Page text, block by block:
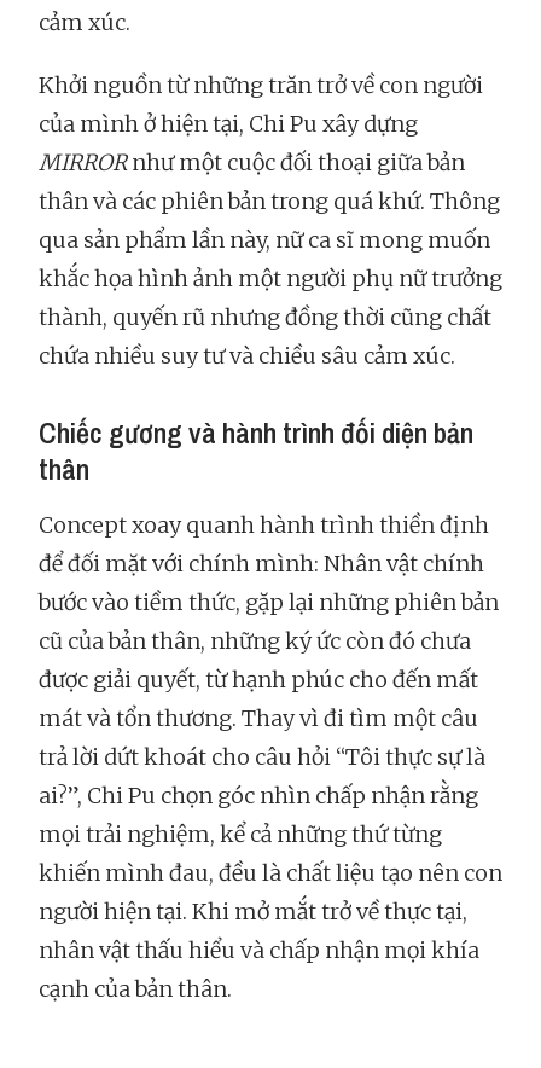
cảm xúc.
Khởi nguồn từ những trăn trở về con người
của mình ở hiện tại, Chi Pu xây dựng
MIRRORnhư một cuộc đối thoại giữa bản
thân và các phiên bản trong quá khứ. Thông
qua sản phẩm lần này, nữ ca sĩ mong muốn
khắc họa hình ảnh một người phụ nữ trưởng
thành, quyến rũ nhưng đồng thời cũng chất
chứa nhiều suy tư và chiều sâu cảm xúc.
Chiếc gương và hành trình đối diện bản
thân
Concept xoay quanh hành trình thiền định
để đối mặt với chính mình: Nhân vật chính
bước vào tiềm thức, gặp lại những phiên bản
cũ của bản thân, những ký ức còn đó chưa
được giải quyết, từ hạnh phúc cho đến mất
mát và tổn thương. Thay vì đi tìm một câu
trả lời dứt khoát cho câu hỏi “Tôi thực sự là
ai?”, Chi Pu chọn góc nhìn chấp nhận rằng
mọi trải nghiệm, kể cả những thứ từng
khiến mình đau, đều là chất liệu tạo nên con
người hiện tại. Khi mở mắt trở về thực tại,
nhân vật thấu hiểu và chấp nhận mọi khía
cạnh của bản thân.